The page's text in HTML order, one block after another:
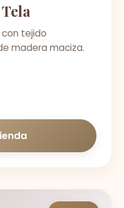
tejido
madera maciza.